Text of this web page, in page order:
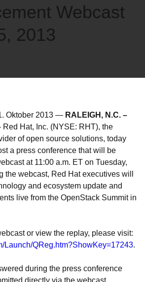
Webcast
2013
Oktober 2013 — RALEIGH, N.C. –
Red Hat, Inc. (NYSE: RHT), the
of open source solutions, today
a press conference that will be
at 11:00 a.m. ET on Tuesday,
the webcast, Red Hat executives will
and ecosystem update and
live from the OpenStack Summit in
or view the replay, please visit:
Launch/QReg.htm?ShowKey=17243.
during the press conference
directly via the webcast